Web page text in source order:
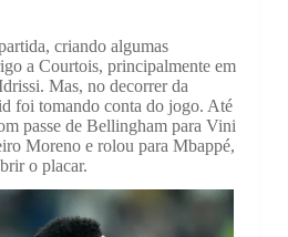
criando algumas
a Courtois, principalmente em
Mas, no decorrer da
foi tomando conta do jogo. Até
passe de Bellingham para Vini
Moreno e rolou para Mbappé,
o placar.